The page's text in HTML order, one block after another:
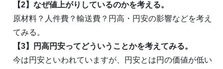
【2】なぜ値上がりしているのかを考える。
原材料？人件費？輸送費？円高・円安の影響などを考え
てみる。
【3】円高円安ってどういうことかを考えてみる。
今は円安といわれていますが、円安とは円の価値が低い